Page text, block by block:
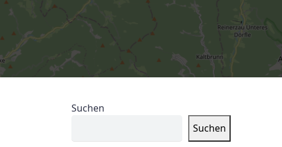
Suchen
Suchen